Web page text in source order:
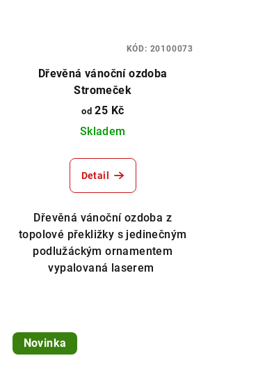
Dřevěná vánoční ozdoba
Stromeček
od25 Kč
Skladem
Detail
Dřevěná vánoční ozdoba z
topolové překližky s jedinečným
podlužáckým ornamentem
vypalovaná laserem
KÓD: 20100073
Novinka